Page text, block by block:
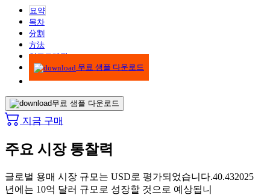
요약
목차
分割
方法
인포그래픽
무료 샘플 다운로드
무료 샘플 다운로드
지금 구매
주요 시장 통찰력
글로벌 용매 시장 규모는 USD로 평가되었습니다.40.432025
년에는 10억 달러 규모로 성장할 것으로 예상됩니